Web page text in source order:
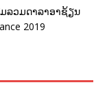
ລວມດາລາອາຊ້ຽນ
2019